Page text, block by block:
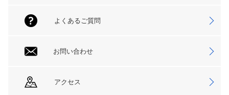
よくあるご質問
お問い合わせ
アクセス